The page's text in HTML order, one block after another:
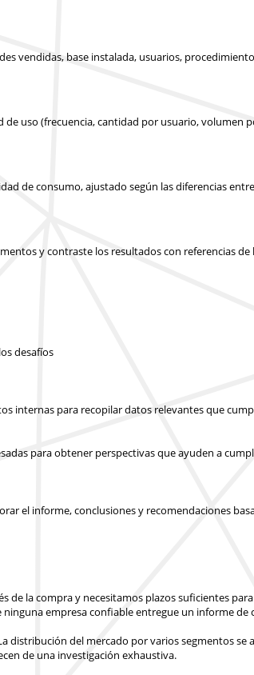
vendidas, base instalada, usuarios,
uso (frecuencia, cantidad por usuario, volumen
de consumo, ajustado según las diferencias
y contraste los resultados con referencias
desafíos
internas para recopilar datos relevantes que
para obtener perspectivas que ayuden a
el informe, conclusiones y recomendaciones
de la compray necesitamos plazos suficientes
empresa confiable entregue un informe de
del mercado por varios segmentos
de una investigación exhaustiva.